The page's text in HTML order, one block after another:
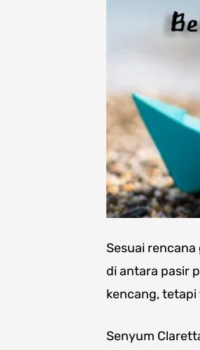
Sesuai
di antara pasir
kencang, tetapi
Senyum